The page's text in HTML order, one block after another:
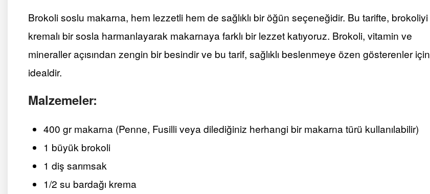
Brokoli soslu makarna, hem lezzetli hem de sağlıklı bir öğün seçeneğidir. Bu tarifte, brokoliyi
kremalı bir sosla harmanlayarak makarnaya farklı bir lezzet katıyoruz. Brokoli, vitamin ve
mineraller açısından zengin bir besindir ve bu tarif, sağlıklı beslenmeye özen gösterenler için
idealdir.
Malzemeler:
400 gr makarna (Penne, Fusilli veya dilediğiniz herhangi bir makarna türü kullanılabilir)
1 büyük brokoli
1 diş sarımsak
1/2 su bardağı krema